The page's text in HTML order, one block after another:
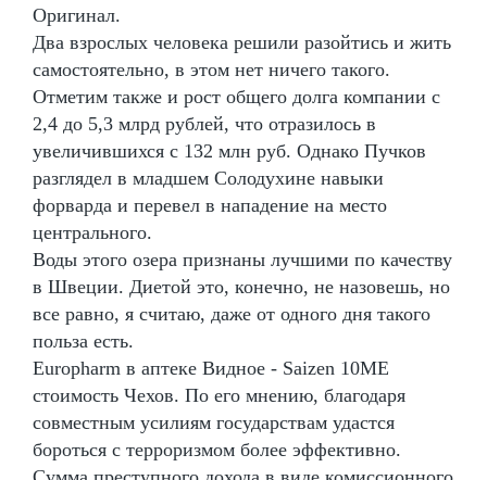
Оригинал.
Два взрослых человека решили разойтись и жить
самостоятельно, в этом нет ничего такого.
Отметим также и рост общего долга компании с
2,4 до 5,3 млрд рублей, что отразилось в
увеличившихся с 132 млн руб. Однако Пучков
разглядел в младшем Солодухине навыки
форварда и перевел в нападение на место
центрального.
Воды этого озера признаны лучшими по качеству
в Швеции. Диетой это, конечно, не назовешь, но
все равно, я считаю, даже от одного дня такого
польза есть.
Europharm в аптеке Видное - Saizen 10ME
стоимость Чехов. По его мнению, благодаря
совместным усилиям государствам удастся
бороться с терроризмом более эффективно.